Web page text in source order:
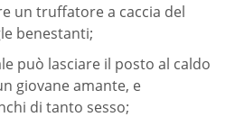
un truffatore a caccia del
benestanti;
può lasciare il posto al caldo
giovane amante, e
di tanto sesso;